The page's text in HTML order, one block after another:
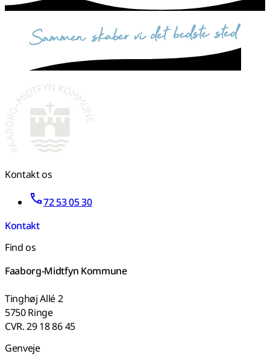
sammen skaber vi det bedste sted
Kontakt os
72 53 05 30
Kontakt
Find os
Faaborg-Midtfyn Kommune
Tinghøj Allé 2
5750 Ringe
CVR. 29 18 86 45
Genveje